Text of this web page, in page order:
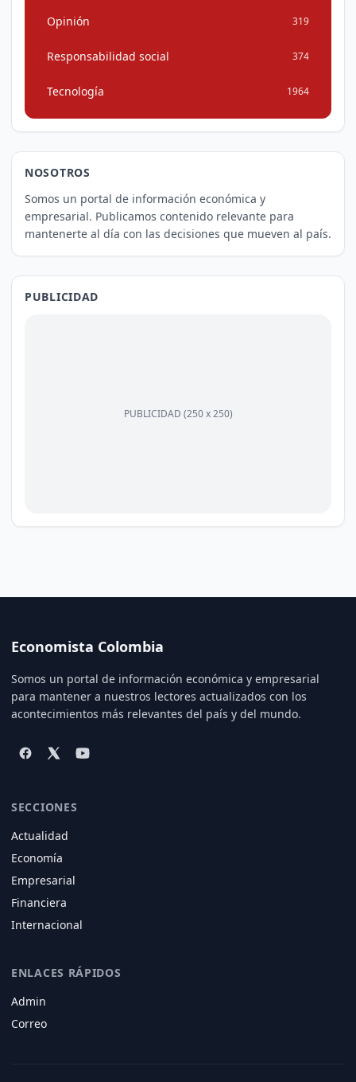
Opinión 319
Responsabilidad social 374
Tecnología 1964
NOSOTROS
Somos un portal de información económica y
empresarial. Publicamos contenido relevante para
mantenerte al día con las decisiones que mueven al país.
PUBLICIDAD
PUBLICIDAD (250 x 250)
Economista Colombia
Somos un portal de información económica y empresarial
para mantener a nuestros lectores actualizados con los
acontecimientos más relevantes del país y del mundo.
SECCIONES
Actualidad
Economía
Empresarial
Financiera
Internacional
ENLACES RÁPIDOS
Admin
Correo